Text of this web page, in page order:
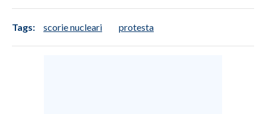
STORE
Tags: scorie nucleari protesta